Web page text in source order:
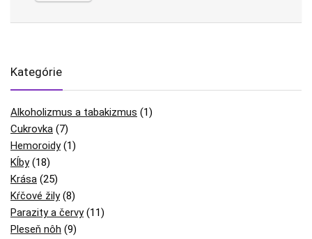
Kategórie
Alkoholizmus a tabakizmus (1)
Cukrovka (7)
Hemoroidy(1)
Kĺby(18)
Krása (25)
Kŕčové žily(8)
Parazity a červy(11)
Pleseň nôh (9)